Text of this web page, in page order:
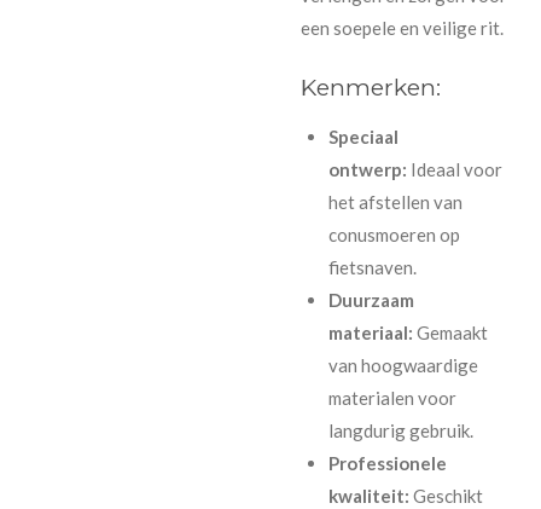
een soepele en veilige rit.
Kenmerken:
Speciaal
ontwerp: Ideaal voor
het afstellen van
conusmoeren op
fietsnaven.
Duurzaam
materiaal: Gemaakt
van hoogwaardige
materialen voor
langdurig gebruik.
Professionele
kwaliteit: Geschikt